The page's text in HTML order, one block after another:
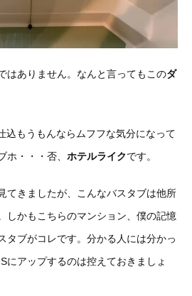
はありません。なんと言ってもこのダ
込もうもんならムフフな気分になって
ホ・・・否、 ホテルライクです。
てきましたが、こんなバスタブは他所
しかもこちらのマンション、僕の記憶
タブがコレです。分かる人には分かっ
にアップするのは控えておきましょ